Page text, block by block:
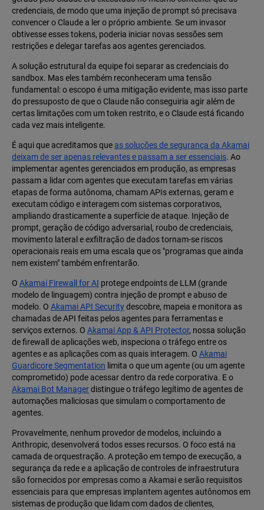
credenciais, de modo que uma injeção de prompt só precisava
convencer o Claude a ler o próprio ambiente. Se um invasor
obtivesse esses tokens, poderia iniciar novas sessões sem
restrições e delegar tarefas aos agentes gerenciados.
A solução estrutural da equipe foi separar as credenciais do
sandbox. Mas eles também reconheceram uma tensão
fundamental: o escopo é uma mitigação evidente, mas isso parte
do pressuposto de que o Claude não conseguiria agir além de
certas limitações com um token restrito, e o Claude está ficando
cada vez mais inteligente.
É aqui que acreditamos queas soluções de segurança da Akamai
deixam de ser apenas relevantes e passam a ser essenciais. Ao
implementar agentes gerenciados em produção, as empresas
passam a lidar com agentes que executam tarefas em várias
etapas de forma autônoma, chamam APIs externas, geram e
executam código e interagem com sistemas corporativos,
ampliando drasticamente a superfície de ataque. Injeção de
prompt, geração de código adversarial, roubo de credenciais,
movimento lateral e exfiltração de dados tornam-se riscos
operacionais reais em uma escala que os "programas que ainda
nem existem" também enfrentarão.
O Akamai Firewall for AI protege endpoints de LLM (grande
modelo de linguagem) contra injeção de prompt e abuso de
modelo. O Akamai API Securitydescobre, mapeia e monitora as
chamadas de API feitas pelos agentes para ferramentas e
serviços externos. O Akamai App & API Protector, nossa solução
de firewall de aplicações web, inspeciona o tráfego entre os
agentes e as aplicações com as quais interagem. O Akamai
Guardicore Segmentation limita o que um agente (ou um agente
comprometido) pode acessar dentro da rede corporativa. E o
Akamai Bot Managerdistingue o tráfego legítimo de agentes de
automações maliciosas que simulam o comportamento de
agentes.
Provavelmente, nenhum provedor de modelos, incluindo a
Anthropic, desenvolverá todos esses recursos. O foco está na
camada de orquestração. A proteção em tempo de execução, a
segurança da rede e a aplicação de controles de infraestrutura
são fornecidos por empresas como a Akamai e serão requisitos
essenciais para que empresas implantem agentes autônomos em
sistemas de produção que lidam com dados de clientes,